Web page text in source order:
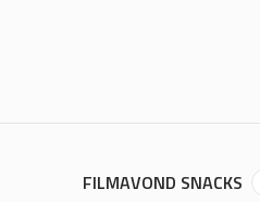
FILMAVOND SNACKS